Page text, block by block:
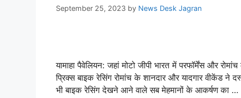
September 25, 2023 by News Desk Jagran
यामाहा पैवेलियन: जहां मोटो जीपी भारत में परफॉर्मेंस और
प्रिक्स बाइक रेसिंग रोमांच के शानदार और यादगार वीकेंड ने
भी बाइक रेसिंग देखने आने वाले सब मेहमानों के आकर्षण का …